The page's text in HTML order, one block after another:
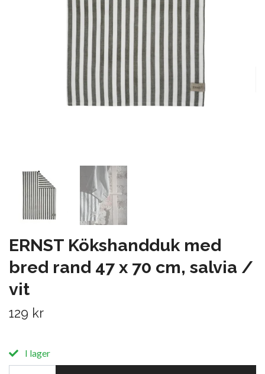
ERNST Kökshandduk med
bred rand 47 x 70 cm, salvia /
vit
129 kr
I lager